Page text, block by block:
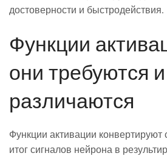
достоверности и быстродействия.
Функции
они требуются
различаются
Функции активации конвертируют
итог сигналов нейрона в